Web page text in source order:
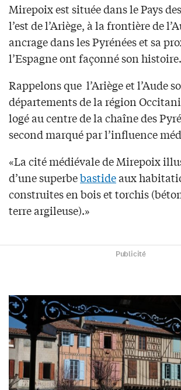
Mirepoix est située dans le Pays
l’est de l’Ariège, à la frontière de
ancrage dans les Pyrénées et sa
l’Espagne ont façonné son histoire.
Rappelons que l’Ariège et l’Aude
départements de la région
logé au centre de la chaîne des
second marqué par l’influence
«La cité médiévale de Mirepoix
d’une superbebastideaux
construites en bois et torchis
terre argileuse).»
Publicité